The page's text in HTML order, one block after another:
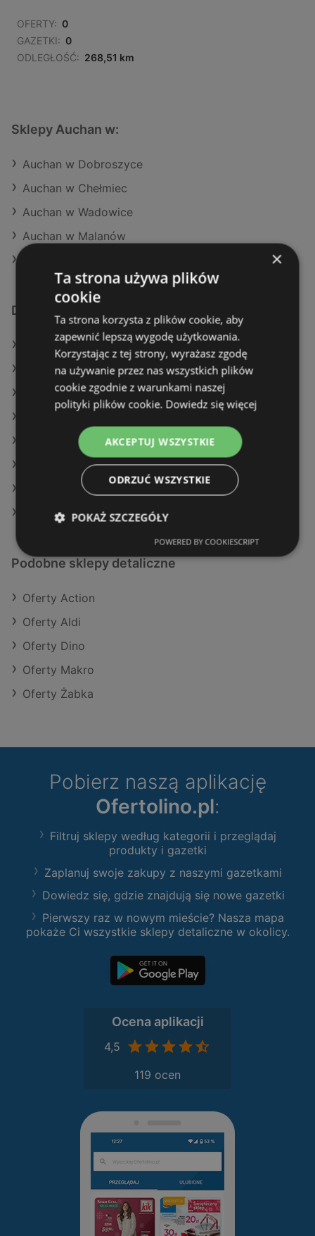
OFERTY: 0
GAZETKI: 0
ODLEGŁOŚĆ: 268,51 km
Sklepy Auchan w:
Auchan w Dobroszyce
Auchan w Chełmiec
Auchan w Wadowice
Auchan w Malanów
Dodatkowe łącza
Oferty Auchan
Oferty Kaufland
Oferty Eurocash
Aktualne gazetki Selgros
Aktualne gazetki Aldi
Aktualne gazetki Kaufland
Aktualne gazetki Netto
Podobne sklepy detaliczne
Oferty Action
Oferty Aldi
Oferty Dino
Oferty Makro
Oferty Żabka
Pobierz naszą aplikację
Ofertolino.pl:
Filtruj sklepy według kategorii i przeglądaj
produkty i gazetki
Zaplanuj swoje zakupy z naszymi gazetkami
Dowiedz się, gdzie znajdują się nowe gazetki
Pierwszy raz w nowym mieście? Nasza mapa
pokaże Ci wszystkie sklepy detaliczne w okolicy.
Ocena aplikacji
4,5
119 ocen
×
Ta strona używa plików
cookie
Ta strona korzysta z plików cookie, aby
zapewnić lepszą wygodę użytkowania.
Korzystając z tej strony, wyrażasz zgodę
na używanie przez nas wszystkich plików
cookie zgodnie z warunkami naszej
polityki plików cookie. Dowiedz się więcej
AKCEPTUJ WSZYSTKIE
ODRZUĆ WSZYSTKIE
POKAŻ SZCZEGÓŁY
POWERED BY COOKIESCRIPT